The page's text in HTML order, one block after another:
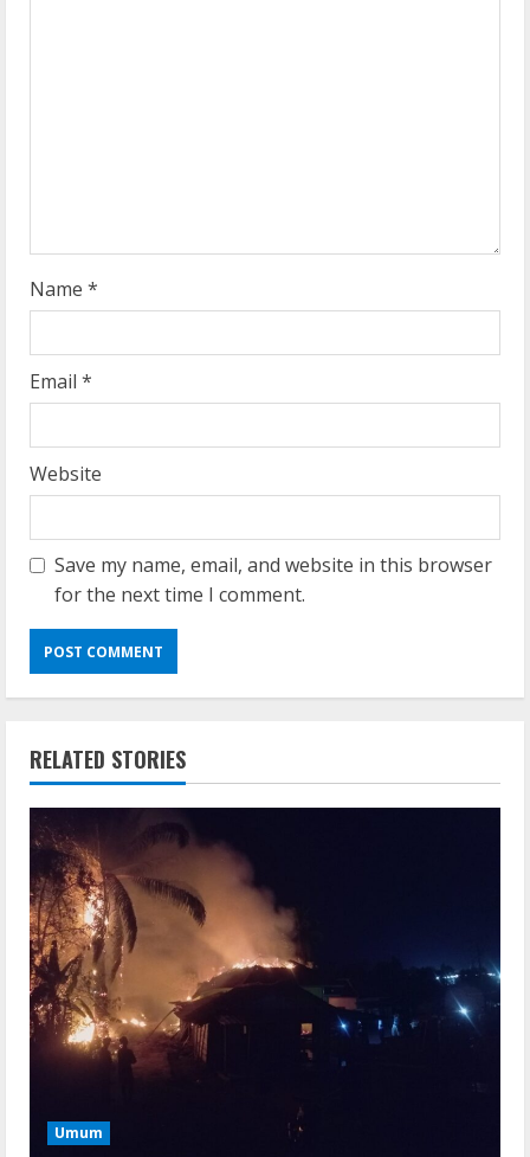
g
Name *
Email *
Website
Save my name, email, and website in this browser
for the next time I comment.
RELATED STORIES
Umum